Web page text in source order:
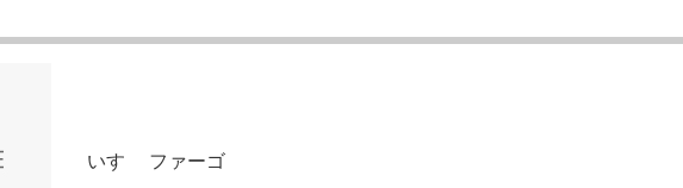
いすゞ ファーゴ